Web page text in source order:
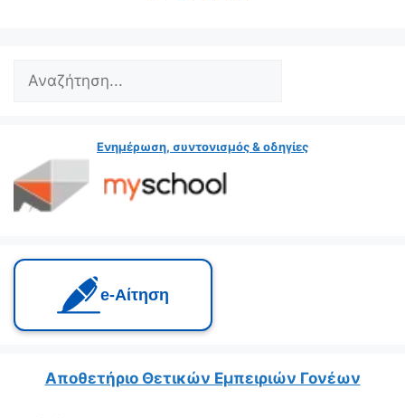
Ενημέρωση, συντονισμός & οδηγίες
e‑Αίτηση
Αποθετήριο Θετικών Εμπειριών Γονέων